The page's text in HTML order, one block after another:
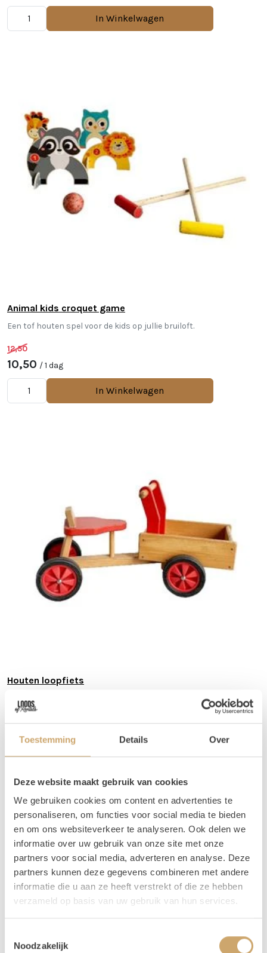
Toestemming Details Over
Deze website maakt gebruik van cookies
We gebruiken cookies om content en advertenties te
personaliseren, om functies voor social media te bieden
en om ons websiteverkeer te analyseren. Ook delen we
informatie over uw gebruik van onze site met onze
partners voor social media, adverteren en analyse. Deze
partners kunnen deze gegevens combineren met andere
informatie die u aan ze heeft verstrekt of die ze hebben
verzameld op basis van uw gebruik van hun services.
Noodzakelijk
In Winkelwagen
Animal kids croquet game
Een tof houten spel voor de kids op jullie bruiloft.
12,50
10,50 / 1 dag
In Winkelwagen
Houten loopfiets
Maak een gezellig hoekje voor de kids met dit leuke loopfietsje.
7,50 / 1 dag